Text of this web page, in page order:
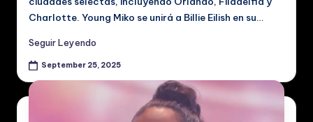
Charlotte. Young Miko se unirá a Billie Eilish en su…
Seguir Leyendo
September 25, 2025